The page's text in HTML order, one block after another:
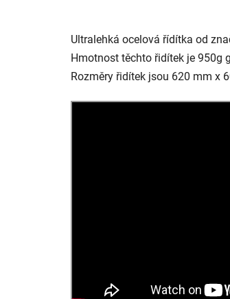
Ultralehká ocelová řídítka od
Hmotnost těchto řidítek je 950g
Rozměry řidítek jsou 620 mm x